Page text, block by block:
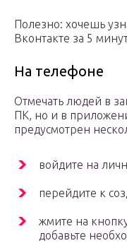
Полезно: хочешь
Вконтакте за 5
На телефоне
Отмечать людей в
ПК, но и в
предусмотрен
войдите на
перейдите к
жмите на
добавьте